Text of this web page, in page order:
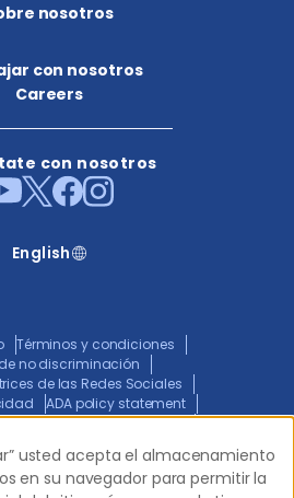
nosotros
con nosotros
Careers
con nosotros
English
Términos y condiciones
no discriminación
de las Redes Sociales
ADA policy statement
de Prácticas de Privacidad
usted acepta el almacenamiento
en su navegador para permitir la
usted acepta el almacenamiento
en su navegador para permitir la